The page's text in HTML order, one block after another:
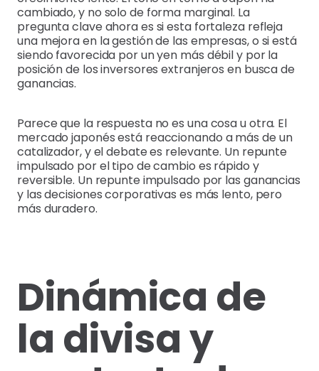
cambiado, y no solo de forma marginal. La
pregunta clave ahora es si esta fortaleza refleja
una mejora en la gestión de las empresas, o si está
siendo favorecida por un yen más débil y por la
posición de los inversores extranjeros en busca de
ganancias.
Parece que la respuesta no es una cosa u otra. El
mercado japonés está reaccionando a más de un
catalizador, y el debate es relevante. Un repunte
impulsado por el tipo de cambio es rápido y
reversible. Un repunte impulsado por las ganancias
y las decisiones corporativas es más lento, pero
más duradero.
Dinámica de
la divisa y